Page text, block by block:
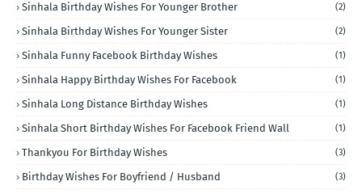
Sinhala Birthday Wishes For Younger Brother (2)
Sinhala Birthday Wishes For Younger Sister (2)
Sinhala Funny Facebook Birthday Wishes (1)
Sinhala Happy Birthday Wishes For Facebook (1)
Sinhala Long Distance Birthday Wishes (1)
Sinhala Short Birthday Wishes For Facebook Friend Wall (1)
Thankyou For Birthday Wishes (3)
Birthday Wishes For Boyfriend / Husband (3)